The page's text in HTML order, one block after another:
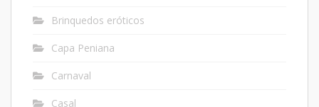
Brinquedos eróticos
Capa Peniana
Carnaval
Casal